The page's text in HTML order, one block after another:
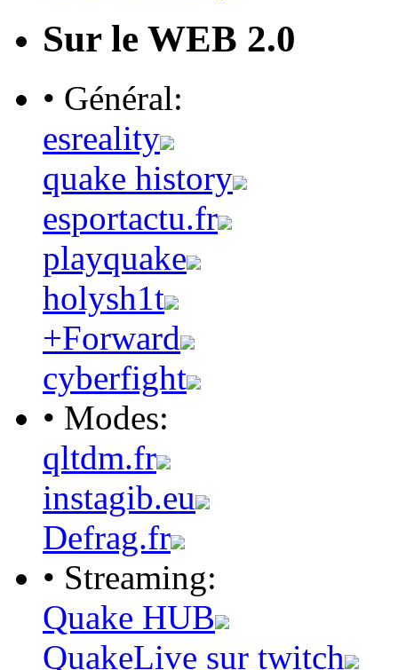
Sur le WEB 2.0
• Général:
esreality
quake history
esportactu.fr
playquake
holysh1t
+Forward
cyberfight
• Modes:
qltdm.fr
instagib.eu
Defrag.fr
• Streaming:
Quake HUB
QuakeLive sur twitch